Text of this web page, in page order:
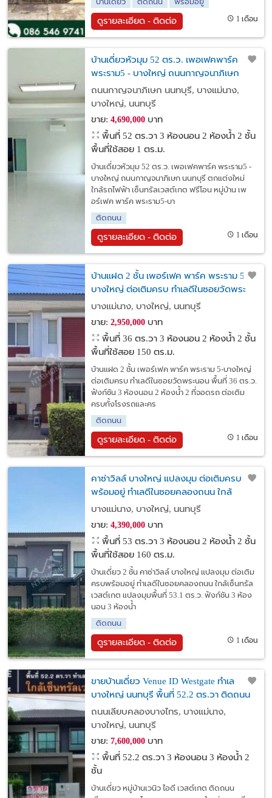
บ้านเดี่ยว ติดถนน พร้อมอยู่
ดูรายละเอียด - ติดต่อ 1 เดือน
บ้านเดี่ยวหัวมุม 52 ตร.ว. เพอเฟคพาร์ค
พระราม5 - บางใหญ่ ถนนกาญจนาภิเษก
นนทบุรี
ถนนกาญจนาภิเษก นนทบุรี, บางแม่นาง,
บางใหญ่, นนทบุรี
ขาย: 4,690,000บาท
พื้นที่ 52 ตร.วา 3 ห้องนอน 2 ห้องน้ำ 2 ชั้น
พื้นที่ใช้สอย 1 ตร.ม.
บ้านเดี่ยวหัวมุม 52 ตร.ว. เพอเฟคพาร์ค พระราม5 -
บางใหญ่ ถนนกาญจนาภิเษก นนทบุรี ตกแต่งใหม่
ใกล้รถไฟฟ้า เซ็นทรัลเวสต์เกต ฟรีโอน หมู่บ้าน เพ
อร์เฟค พาร์ค พระราม5-บา
ติดถนน
ดูรายละเอียด - ติดต่อ 1 เดือน
บ้านแฝด 2 ชั้น เพอร์เฟค พาร์ค พระราม 5-
บางใหญ่ ต่อเติมครบ ทำเลดีในซอยวัดพระ
นอน
บางแม่นาง, บางใหญ่, นนทบุรี
ขาย: 2,950,000บาท
พื้นที่ 36 ตร.วา 3 ห้องนอน 2 ห้องน้ำ 2 ชั้น
พื้นที่ใช้สอย 150 ตร.ม.
บ้านแฝด 2 ชั้น เพอร์เฟค พาร์ค พระราม 5-บางใหญ่
ต่อเติมครบ ทำเลดีในซอยวัดพระนอน พื้นที่ 36 ตร.ว.
ฟังก์ชัน 3 ห้องนอน 2 ห้องน้ำ 2 ที่จอดรถ ต่อเติม
ครบทั้งโรงรถและคร
ติดถนน
ดูรายละเอียด - ติดต่อ 1 เดือน
คาซ่าวิลล์ บางใหญ่ แปลงมุม ต่อเติมครบ
พร้อมอยู่ ทำเลดีในซอยคลองถนน ใกล้
เซ็นทรัล เวสต์เกต
บางแม่นาง, บางใหญ่, นนทบุรี
ขาย: 4,390,000บาท
พื้นที่ 53 ตร.วา 3 ห้องนอน 2 ห้องน้ำ 2 ชั้น
พื้นที่ใช้สอย 160 ตร.ม.
บ้านเดี่ยว 2 ชั้น คาซ่าวิลล์ บางใหญ่ แปลงมุม ต่อเติม
ครบพร้อมอยู่ ทำเลดีในซอยคลองถนน ใกล้เซ็นทรัล
เวสต์เกต แปลงมุมพื้นที่ 53.1 ตร.ว. ฟังก์ชัน 3 ห้อง
นอน 3 ห้องน้ำ
ติดถนน
ดูรายละเอียด - ติดต่อ 1 เดือน
ขายบ้านเดี่ยว Venue ID Westgate ทำเล
บางใหญ่ นนทบุรี พื้นที่ 52.2 ตร.วา ติดถนน
เลียบคลองบางไทร (คลองถนน) ใกล้เซ็น
ทรัลเวสต์เกต
ถนนเลียบคลองบางไทร, บางแม่นาง,
บางใหญ่, นนทบุรี
ขาย: 7,600,000บาท
พื้นที่ 52.2 ตร.วา 3 ห้องนอน 3 ห้องน้ำ 2
ชั้น
บ้านเดี่ยว หมู่บ้านเวนิว ไอดี เวสต์เกต ติดถนน